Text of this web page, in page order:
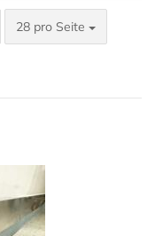
28 pro Seite